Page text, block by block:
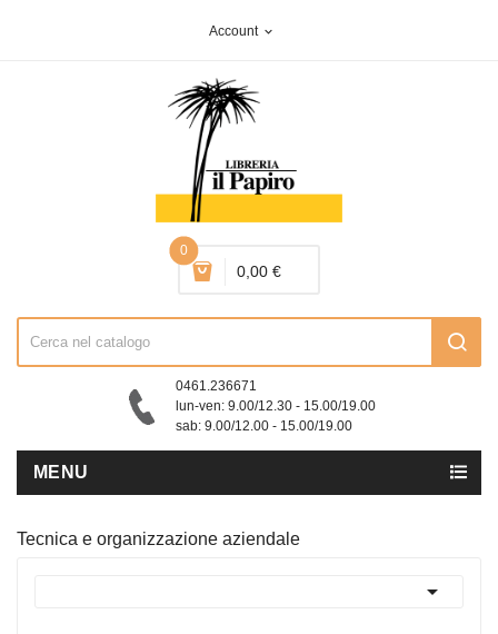
Account expand_more
0
0,00 €
0461.236671
lun-ven: 9.00/12.30 - 15.00/19.00
sab: 9.00/12.00 - 15.00/19.00
MENU
Tecnica e organizzazione aziendale
